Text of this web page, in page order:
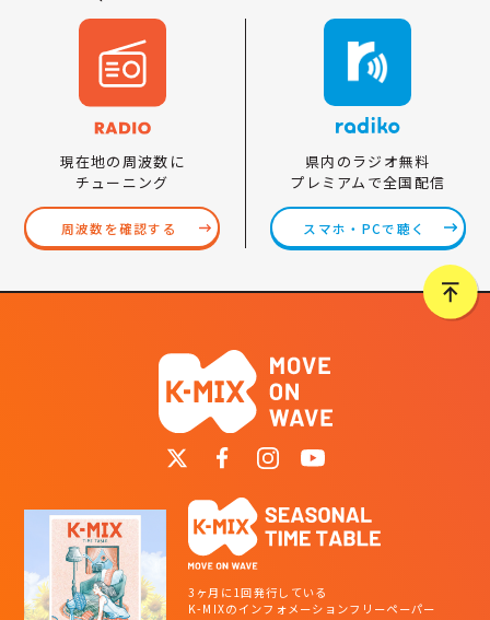
現在地の周波数に
チューニング
周波数を確認する
県内のラジオ無料
プレミアムで全国配信
スマホ・PCで聴く
3ヶ月に1回発行している
K-MIXのインフォメーションフリーペーパー